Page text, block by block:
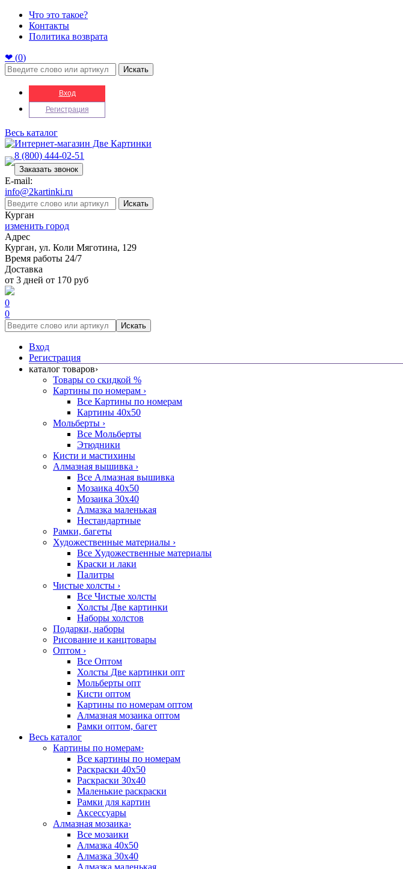
Что это такое?
Контакты
Политика возврата
❤ (0)
Искать
Вход
Регистрация
Весь каталог
8 (800) 444-02-51
Заказать звонок
E-mail:
info@2kartinki.ru
Искать
Курган
изменить город
Адрес
Курган, ул. Коли Мяготина, 129
Время работы 24/7
Доставка
от 3 дней от 170 руб
0
0
Искать
Вход
Регистрация
каталог товаров›
Товары со скидкой %
Картины по номерам ›
Все Картины по номерам
Картины 40x50
Мольберты ›
Все Мольберты
Этюдники
Кисти и мастихины
Алмазная вышивка ›
Все Алмазная вышивка
Мозаика 40x50
Мозаика 30x40
Алмазка маленькая
Нестандартные
Рамки, багеты
Художественные материалы ›
Все Художественные материалы
Краски и лаки
Палитры
Чистые холсты ›
Все Чистые холсты
Холсты Две картинки
Наборы холстов
Подарки, наборы
Рисование и канцтовары
Оптом ›
Все Оптом
Холсты Две картинки опт
Мольберты опт
Кисти оптом
Картины по номерам оптом
Алмазная мозаика оптом
Рамки оптом, багет
Весь каталог
Картины по номерам›
Все картины по номерам
Раскраски 40х50
Раскраски 30х40
Маленькие раскраски
Рамки для картин
Аксессуары
Алмазная мозаика›
Все мозаики
Алмазка 40х50
Алмазка 30х40
Алмазка маленькая